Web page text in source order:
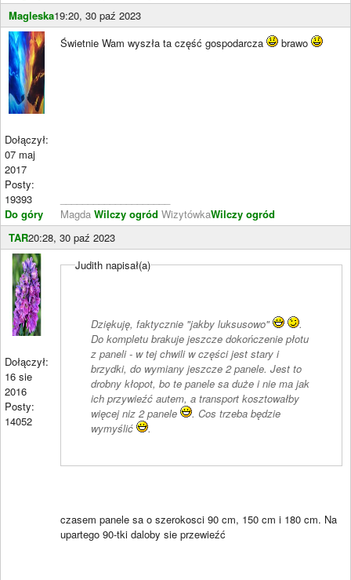
Magleska19:20, 30 paź 2023
Dołączył:
07 maj
2017
Posty:
19393
Do góry
Świetnie Wam wyszła ta część gospodarcza brawo
Magda Wilczy ogród WizytówkaWilczy ogród
TAR20:28, 30 paź 2023
Dołączył:
16 sie
2016
Posty:
14052
Judith napisał(a)
Dziękuję, faktycznie "jakby luksusowo"
.
Do kompletu brakuje jeszcze dokończenie płotu
z paneli - w tej chwili w części jest stary i
brzydki, do wymiany jeszcze 2 panele. Jest to
drobny kłopot, bo te panele sa duże i nie ma jak
ich przywieźć autem, a transport kosztowałby
więcej niz 2 panele
. Cos trzeba będzie
wymyślić
.
czasem panele sa o szerokosci 90 cm, 150 cm i 180 cm. Na
upartego 90-tki daloby sie przewieźć